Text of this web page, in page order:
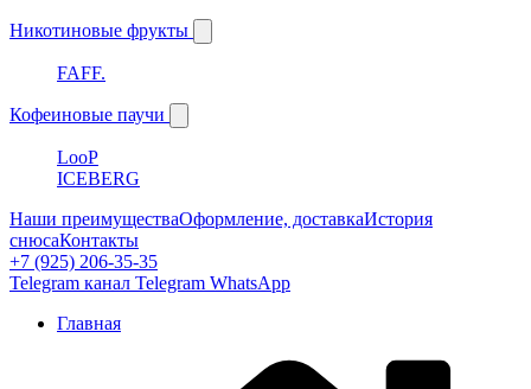
Никотиновые фрукты
FAFF.
Кофеиновые паучи
LooP
ICEBERG
Наши преимуществаОформление, доставкаИстория
снюсаКонтакты
+7 (925) 206-35-35
Telegram канал Telegram WhatsApp
Главная